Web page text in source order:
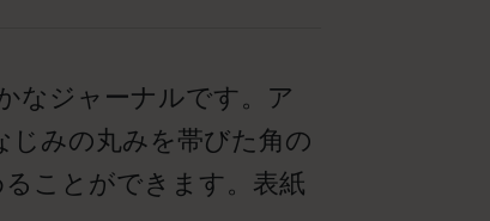
なジャーナルです。ア
みの丸みを帯びた角の
ことができます。表紙